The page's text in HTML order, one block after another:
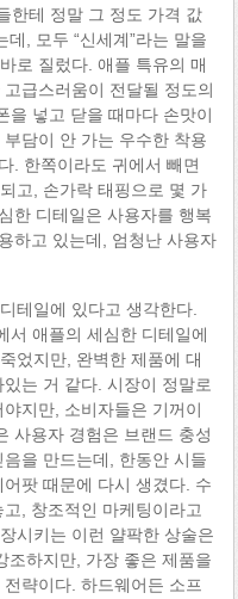
한테 정말 그 정도 가격 값
, 모두 “신세계”라는 말을
로 질렀다. 애플 특유의 매
급스러움이 전달될 정도의
을 넣고 닫을 때마다 손맛이
담이 안 가는 우수한 착용
. 한쪽이라도 귀에서 빼면
고, 손가락 태핑으로 몇 가
한 디테일은 사용자를 행복
하고 있는데, 엄청난 사용자
테일에 있다고 생각한다.
서 애플의 세심한 디테일에
었지만, 완벽한 제품에 대
는 거 같다. 시장이 정말로
지만, 소비자들은 기꺼이
사용자 경험은 브랜드 충성
을 만드는데, 한동안 시들
팟 때문에 다시 생겼다. 수
, 창조적인 마케팅이라고
시키는 이런 얄팍한 상술은
조하지만, 가장 좋은 제품을
략이다. 하드웨어든 소프